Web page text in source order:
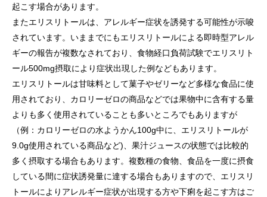
起こす場合があります。
またエリスリトールは、アレルギー症状を誘発する可能性が示唆
されています。いままでにもエリスリトールによる即時型アレル
ギーの報告が複数なされており、食物経口負荷試験でエリスリト
ール500mg摂取により症状出現した例などもあります。
エリスリトールは甘味料として菓子やゼリーなど多様な食品に使
用されており、カロリーゼロの商品などでは果物中に含有する量
よりも多く使用されていることも多いところでもありますが
（例：カロリーゼロの水ようかん100g中に、エリスリトールが
9.0g使用されている商品など)、果汁ジュースの状態では比較的
多く摂取する場合もあります。複数種の食物、食品を一度に摂食
している間に症状誘発量に達する場合もありますので、エリスリ
トールによりアレルギー症状が出現する方や下痢を起こす方はご